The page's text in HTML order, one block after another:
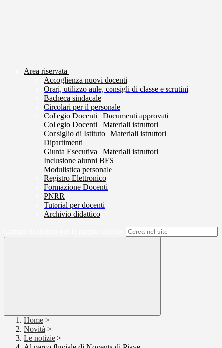
Area riservata
Accoglienza nuovi docenti
Orari, utilizzo aule, consigli di classe e scrutini
Bacheca sindacale
Circolari per il personale
Collegio Docenti | Documenti approvati
Collegio Docenti | Materiali istruttori
Consiglio di Istituto | Materiali istruttori
Dipartimenti
Giunta Esecutiva | Materiali istruttori
Inclusione alunni BES
Modulistica personale
Registro Elettronico
Formazione Docenti
PNRR
Tutorial per docenti
Archivio didattico
Home >
Novità >
Le notizie >